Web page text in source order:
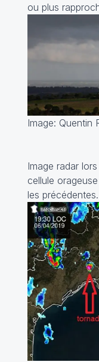
ou plus
Image: Quentin
Image radar
cellule
les précédentes.